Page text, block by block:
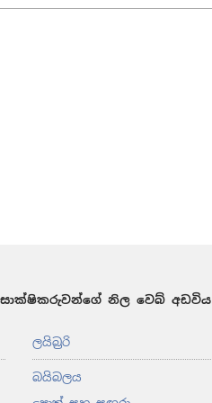
සාක්ෂිකරුවන්ගේ නිල වෙබ් අඩවිය
ලයිබ්‍රරි
බයිබලය